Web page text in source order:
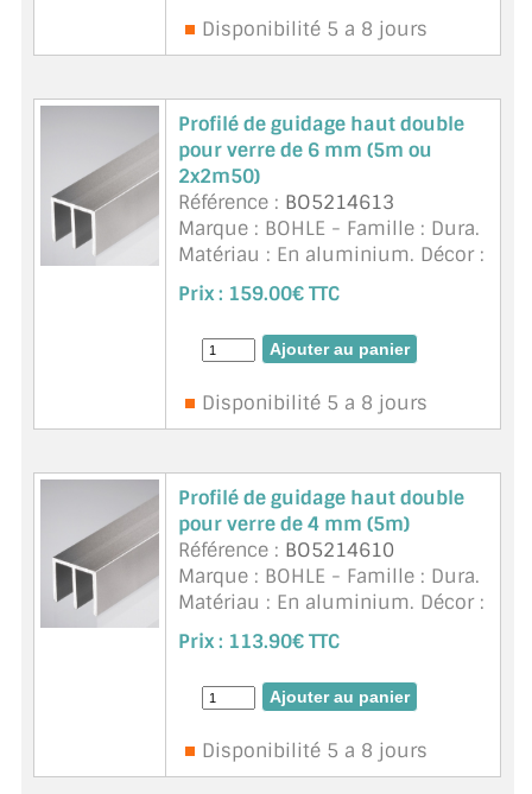
Disponibilité 5 a 8 jours
Profilé de guidage haut double
pour verre de 6 mm (5m ou
2x2m50)
Référence : BO5214613
Marque : BOHLE - Famille : Dura.
Matériau : En aluminium. Décor :
anodisé couleur aluminium. Ep.
de verre 6mm. Adapté à des
verres petits et légers. Unité de
vente 5 m ...suite
Prix : 159.00€ TTC
Disponibilité 5 a 8 jours
Profilé de guidage haut double
pour verre de 4 mm (5m)
Référence : BO5214610
Marque : BOHLE - Famille : Dura.
Matériau : En aluminium. Décor :
anodisé couleur aluminium. Ep.
de verre 4 mm. Adapté à des
verres petits et légers. Unité de
vente 5 m ...suite
Prix : 113.90€ TTC
Disponibilité 5 a 8 jours